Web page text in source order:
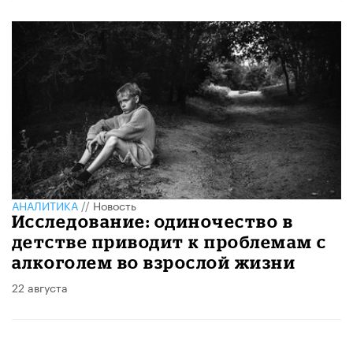
АНАЛИТИКА//Новость
Исследование: одиночество в
детстве приводит к проблемам с
алкоголем во взрослой жизни
22 августа